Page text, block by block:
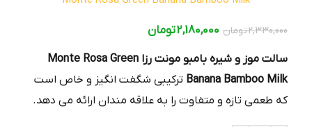
2,330,000تومان 2,180,000تومان
سالت موز و شیره بامبو مونت رزا Monte Rosa Green
Banana Bamboo Milk ترکیبی شگفت‌ انگیز و خاص است
که طعمی تازه و متفاوت را به علاقه‌ مندان ارائه می‌ دهد.